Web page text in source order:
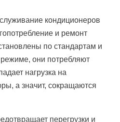
кондиционеров
и ремонт
по стандартам и
они потребляют
нагрузка на
а значит, сокращаются
перегрузки и